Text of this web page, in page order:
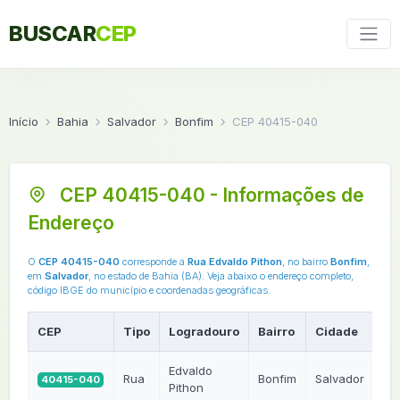
BUSCARCEP
Início Bahia Salvador Bonfim CEP 40415-040
CEP 40415-040 - Informações de
Endereço
O CEP 40415-040 corresponde a Rua Edvaldo Pithon, no bairro Bonfim,
em Salvador, no estado de Bahia (BA). Veja abaixo o endereço completo,
código IBGE do município e coordenadas geográficas.
CEP Tipo Logradouro Bairro Cidade
40415-040 Rua
Edvaldo
Pithon
Bonfim Salvador